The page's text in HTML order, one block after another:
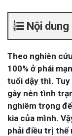
Nội
Theo nghiên
100% ở phái
tuổi dậy thì. Tuy
gây nên tình
nghiêm trọng
kia của mình.
phải điều trị thế